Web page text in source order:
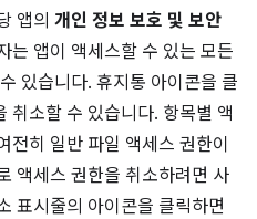
앱의 개인 정보 보호 및 보안
는 앱이 액세스할 수 있는 모든
있습니다. 휴지통 아이콘을 클
취소할 수 있습니다. 항목별 액
전히 일반 파일 액세스 권한이
액세스 권한을 취소하려면 사
표시줄의 아이콘을 클릭하면